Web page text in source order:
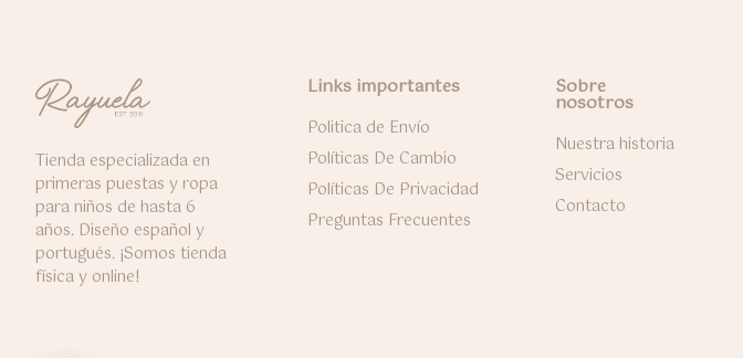
Tienda especializada en
primeras puestas y ropa
para niños de hasta 6
años. Diseño español y
portugués. ¡Somos tienda
física y online!
Links importantes
Politica de Envío
Políticas De Cambio
Políticas De Privacidad
Preguntas Frecuentes
Sobre
nosotros
Nuestra historia
Servicios
Contacto